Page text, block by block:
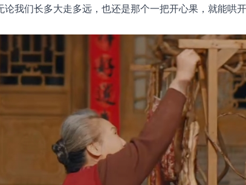
我们长多大走多远，也还是那个一把开心果，就能哄开